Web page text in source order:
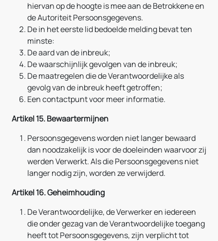
hiervan op de hoogte is mee aan de Betrokkene en
de Autoriteit Persoonsgegevens.
De in het eerste lid bedoelde melding bevat ten
minste:
De aard van de inbreuk;
De waarschijnlijk gevolgen van de inbreuk;
De maatregelen die de Verantwoordelijke als
gevolg van de inbreuk heeft getroffen;
Een contactpunt voor meer informatie.
Artikel 15. Bewaartermijnen
Persoonsgegevens worden niet langer bewaard
dan noodzakelijk is voor de doeleinden waarvoor zij
werden Verwerkt. Als die Persoonsgegevens niet
langer nodig zijn, worden ze verwijderd.
Artikel 16. Geheimhouding
De Verantwoordelijke, de Verwerker en iedereen
die onder gezag van de Verantwoordelijke toegang
heeft tot Persoonsgegevens, zijn verplicht tot